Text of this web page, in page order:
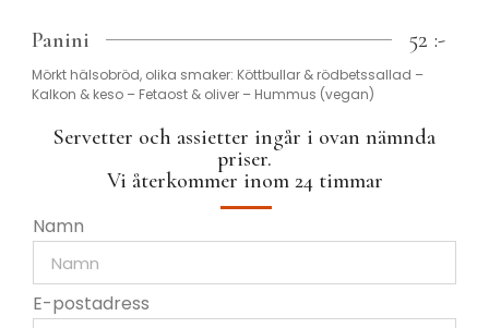
Panini 52 :-
Mörkt hälsobröd, olika smaker: Köttbullar & rödbetssallad –
Kalkon & keso – Fetaost & oliver – Hummus (vegan)
Servetter och assietter ingår i ovan nämnda
priser.
Vi återkommer inom 24 timmar
Namn
E-postadress